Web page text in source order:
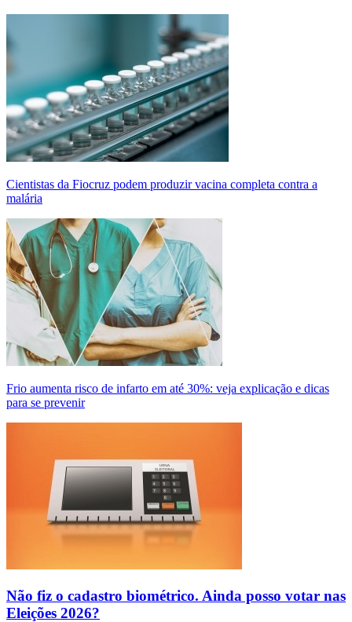
Cientistas da Fiocruz podem produzir vacina completa contra a
malária
Frio aumenta risco de infarto em até 30%: veja explicação e dicas
para se prevenir
Não fiz o cadastro biométrico. Ainda posso votar nas
Eleições 2026?